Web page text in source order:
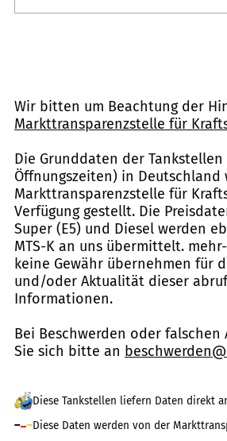
Wir bitten um Beachtung der
Markttransparenzstelle für
Die Grunddaten der Tankstellen
Öffnungszeiten) in Deutschland
Markttransparenzstelle für
Verfügung gestellt. Die
Super (E5) und Diesel werden
MTS-K an uns übermittelt.
keine Gewähr übernehmen für
und/oder Aktualität dieser
Informationen.
Bei Beschwerden oder falschen
Sie sich bitte an
Diese Tankstellen liefern Daten direkt
Diese Daten werden von der